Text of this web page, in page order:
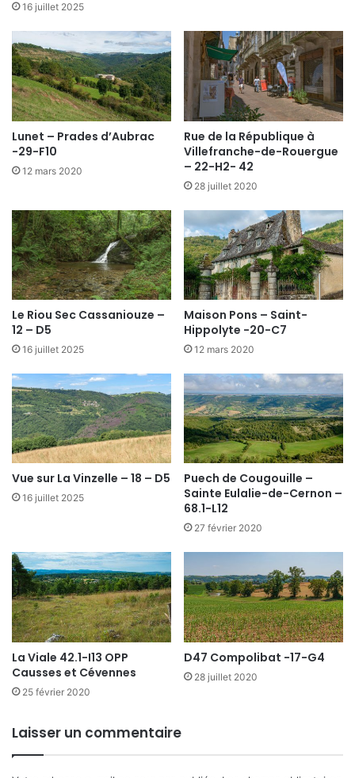
16 juillet 2025
Lunet – Prades d’Aubrac
-29-F10
12 mars 2020
Rue de la République à
Villefranche-de-Rouergue
– 22-H2- 42
28 juillet 2020
Le Riou Sec Cassaniouze –
12 – D5
16 juillet 2025
Maison Pons – Saint-
Hippolyte -20-C7
12 mars 2020
Vue sur La Vinzelle – 18 – D5
16 juillet 2025
Puech de Cougouille –
Sainte Eulalie-de-Cernon –
68.1-L12
27 février 2020
La Viale 42.1-I13 OPP
Causses et Cévennes
25 février 2020
D47 Compolibat -17-G4
28 juillet 2020
Laisser un commentaire